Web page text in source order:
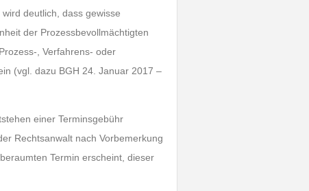
deutlich, dass gewisse
der Prozessbevollmächtigten
, Verfahrens- oder
(vgl. dazu BGH 24. Januar 2017 –
einer Terminsgebühr
Rechtsanwalt nach Vorbemerkung
Termin erscheint, dieser